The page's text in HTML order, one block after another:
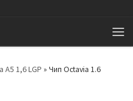
A5 1,6 LGP » Чип Octavia 1.6